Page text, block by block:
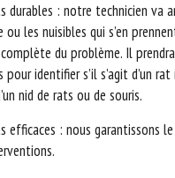
durables : notre technicien va
ou les nuisibles qui s’en
du problème. Il
pour identifier s’il s’agit d’un
nid de rats ou de souris.
efficaces : nous garantissons